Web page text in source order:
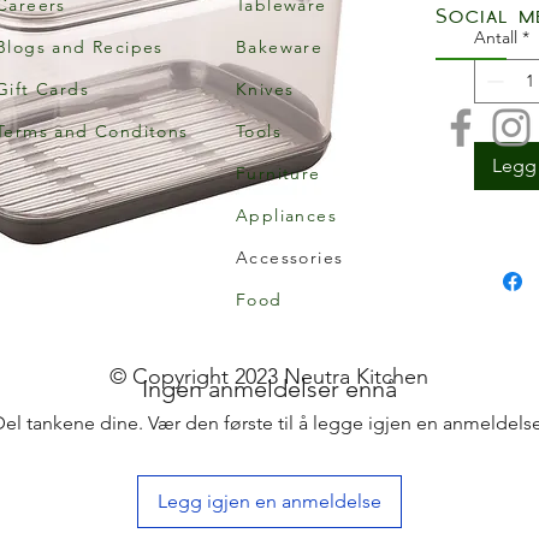
Antall *
Ingen anmeldelser ennå
tankene dine. Vær den første til å legge igjen en
Legg igjen en anmeldelse
and Recipes
Cards
and Conditons
Tableware
Bakeware
Knives
Tools
Furniture
Appliances
Accessories
Food
Social
© Copyright 2023 Neutra Kitchen